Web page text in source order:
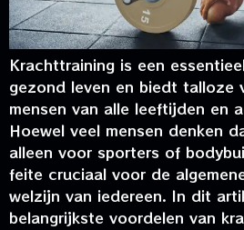
Krachttraining is een
gezond leven en biedt talloze
mensen van alle leeftijden en
Hoewel veel mensen denken
alleen voor sporters of
feite cruciaal voor de
welzijn van iedereen. In dit
belangrijkste voordelen van